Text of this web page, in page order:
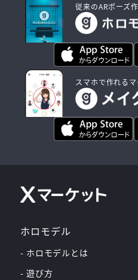
従来のARポーズ
スマホで作れる
ホロモデル
- ホロモデルとは
- 遊び方